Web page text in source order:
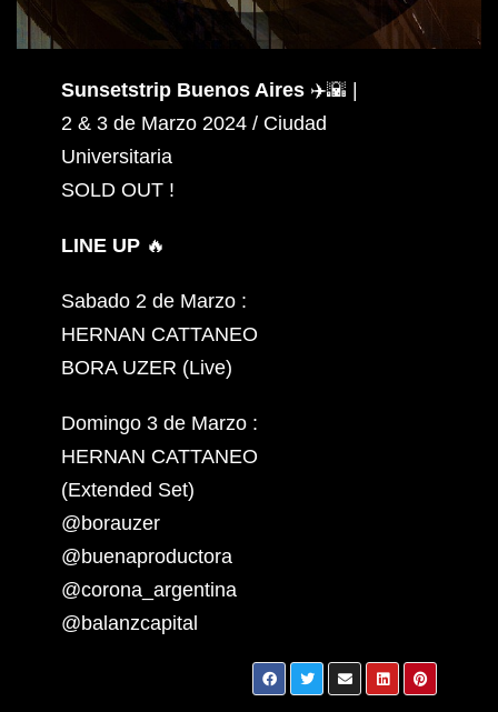
Sunsetstrip Buenos Aires ✈️🌇 |
2 & 3 de Marzo 2024 / Ciudad
Universitaria
SOLD OUT !
LINE UP 🔥
Sabado 2 de Marzo :
HERNAN CATTANEO
BORA UZER (Live)
Domingo 3 de Marzo :
HERNAN CATTANEO
(Extended Set)
@borauzer
@buenaproductora
@corona_argentina
@balanzcapital